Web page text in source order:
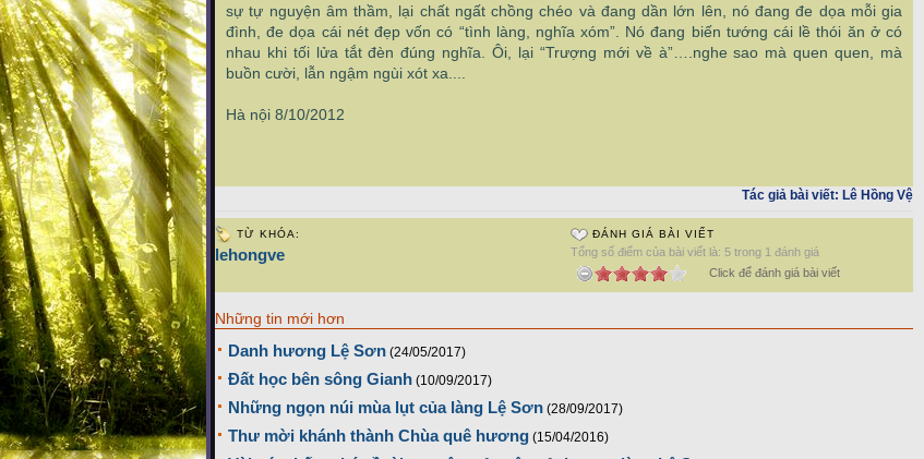
sự tự nguyện âm thầm, lại chất ngất chồng chéo và đang dần lớn lên, nó đang đe dọa mỗi gia
đình, đe dọa cái nét đẹp vốn có “tình làng, nghĩa xóm”. Nó đang biến tướng cái lề thói ăn ở có
nhau khi tối lửa tắt đèn đúng nghĩa. Ôi, lại “Trượng mới về à”….nghe sao mà quen quen, mà
buồn cười, lẫn ngậm ngùi xót xa....
Hà nội 8/10/2012
Tác giả bài viết: Lê Hồng Vệ
TỪ KHÓA:
lehongve
ĐÁNH GIÁ BÀI VIẾT
Tổng số điểm của bài viết là: 5 trong 1 đánh giá
Click để đánh giá bài viết
Những tin mới hơn
Danh hương Lệ Sơn (24/05/2017)
Đất học bên sông Gianh (10/09/2017)
Những ngọn núi mùa lụt của làng Lệ Sơn (28/09/2017)
Thư mời khánh thành Chùa quê hương (15/04/2016)